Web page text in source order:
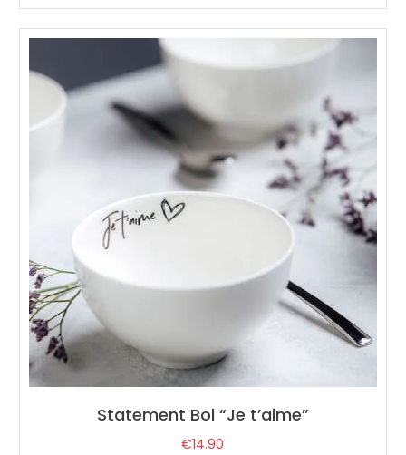
Statement Bol “Je t’aime”
€14.90